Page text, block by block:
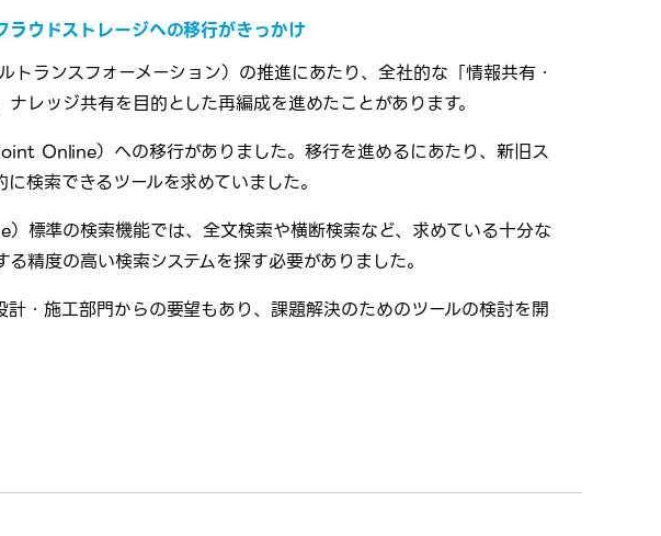
ウドストレージへの移行がきっかけ
ランスフォーメーション）の推進にあたり、全社的な「情報共有・
レッジ共有を目的とした再編成を進めたことがあります。
Online）への移行がありました。移行を進めるにあたり、新旧ス
検索できるツールを求めていました。
標準の検索機能では、全文検索や横断検索など、求めている十分な
精度の高い検索システムを探す必要がありました。
・施工部門からの要望もあり、課題解決のためのツールの検討を開